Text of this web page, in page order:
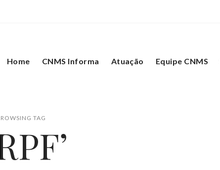
Home CNMS Informa Atuação Equipe CNMS
TAG